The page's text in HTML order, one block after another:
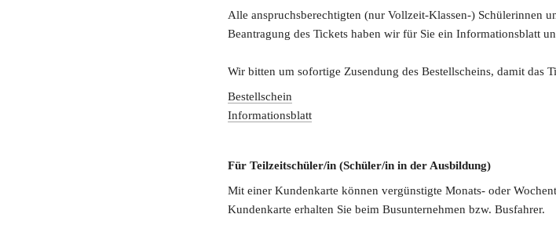
Alle anspruchsberechtigten (nur Vollzeit-Klassen-) Schülerinnen
Beantragung des Tickets haben wir für Sie ein Informationsblatt
Wir bitten um sofortige Zusendung des Bestellscheins, damit das
Bestellschein
Informationsblatt
Für Teilzeitschüler/in (Schüler/in in der Ausbildung)
Mit einer Kundenkarte können vergünstigte Monats- oder
Kundenkarte erhalten Sie beim Busunternehmen bzw. Busfahrer.